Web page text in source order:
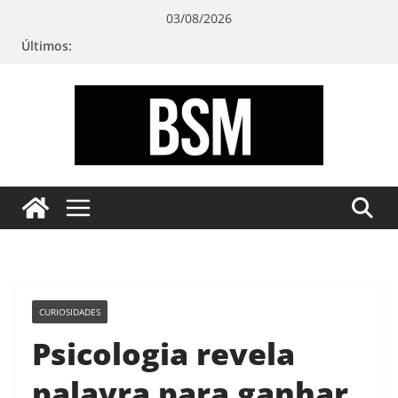
03/08/2026
Últimos:
sua
Mente
CURIOSIDADES
Psicologia revela